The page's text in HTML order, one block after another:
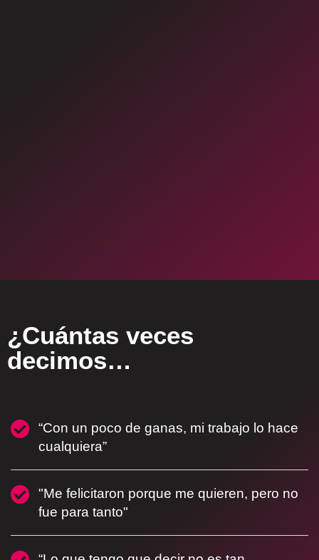
¿Cuántas veces
decimos…
“Con un poco de ganas, mi trabajo lo hace
cualquiera”
"Me felicitaron porque me quieren, pero no
fue para tanto"